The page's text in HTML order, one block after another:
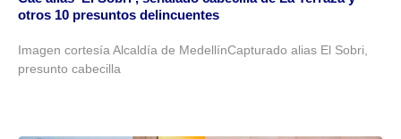
otros 10 presuntos delincuentes
Imagen cortesía Alcaldía de MedellínCapturado alias El Sobri,
presunto cabecilla